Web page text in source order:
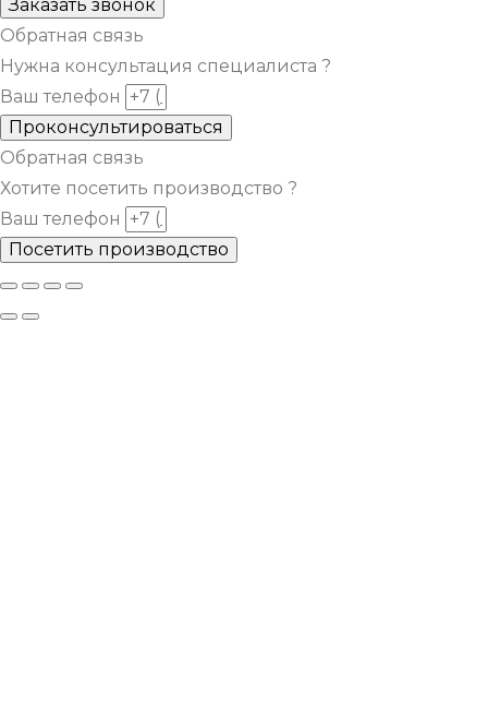
Заказать звонок
Обратная связь
Нужна консультация специалиста ?
Ваш телефон
Проконсультироваться
Обратная связь
Хотите посетить производство ?
Ваш телефон
Посетить производство